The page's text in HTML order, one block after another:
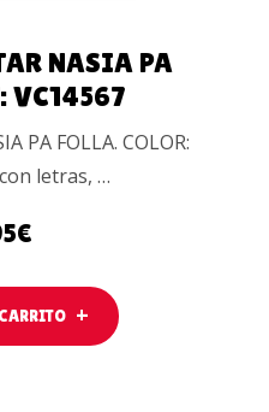
NASIA PA
VC14567
PA FOLLA. COLOR:
letras, …
€